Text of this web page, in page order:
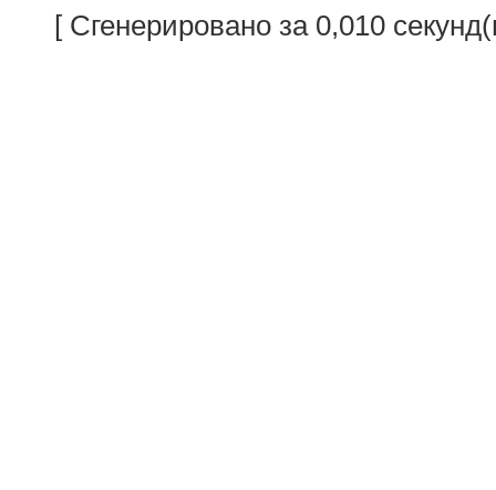
[ Сгенерировано за 0,010